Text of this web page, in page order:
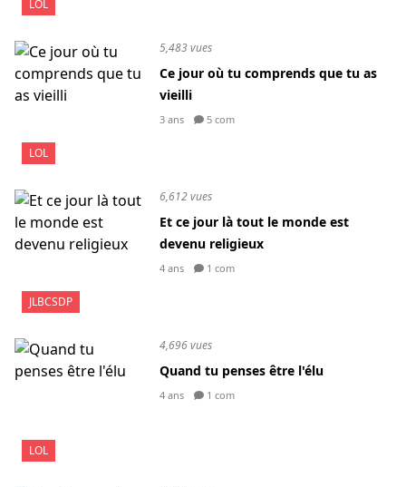
LOL
LOL
5,483 vues
Ce jour où tu comprends que tu as
vieilli
3 ans 5 com
JLBCSDP
6,612 vues
Et ce jour là tout le monde est
devenu religieux
4 ans 1 com
LOL
4,696 vues
Quand tu penses être l'élu
4 ans 1 com